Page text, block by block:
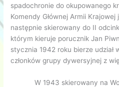
spadochronie do okupowanego
Komendy Głównej Armii
następnie skierowany do II
którym kieruje porucznik Jan
stycznia 1942 roku bierze udział
członków grupy dywersyjnej z
W 1943 skierowany na